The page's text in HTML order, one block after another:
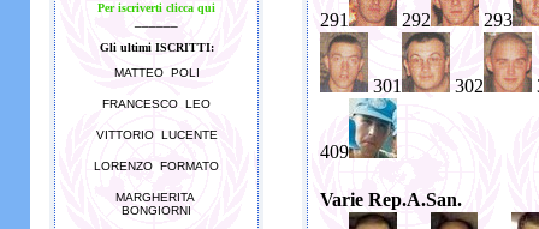
Per iscriverti clicca qui
Gli ultimi ISCRITTI:
MATTEO POLI
FRANCESCO LEO
VITTORIO LUCENTE
LORENZO FORMATO
MARGHERITA
BONGIORNI
291 292 293
301 302
409
Varie Rep.A.San.